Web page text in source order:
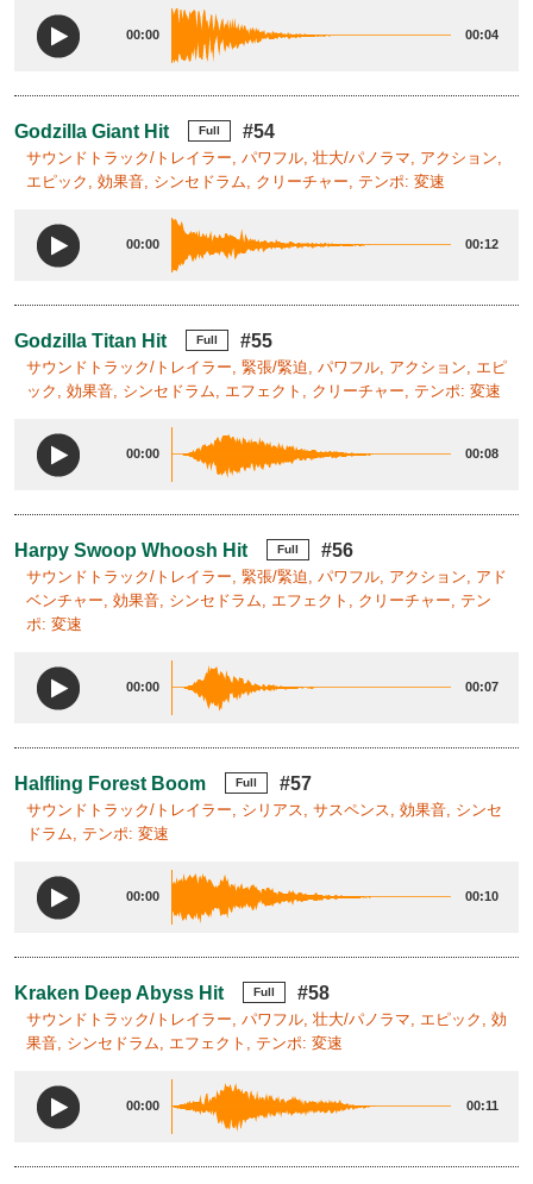
00:00 00:04
Godzilla Giant Hit Full #54
サウンドトラック/トレイラー, パワフル, 壮大/パノラマ, アクション,
エピック, 効果音, シンセドラム, クリーチャー, テンポ: 変速
00:00 00:12
Godzilla Titan Hit Full #55
サウンドトラック/トレイラー, 緊張/緊迫, パワフル, アクション, エピ
ック, 効果音, シンセドラム, エフェクト, クリーチャー, テンポ: 変速
00:00 00:08
Harpy Swoop Whoosh Hit Full #56
サウンドトラック/トレイラー, 緊張/緊迫, パワフル, アクション, アド
ベンチャー, 効果音, シンセドラム, エフェクト, クリーチャー, テン
ポ: 変速
00:00 00:07
Halfling Forest Boom Full #57
サウンドトラック/トレイラー, シリアス, サスペンス, 効果音, シンセ
ドラム, テンポ: 変速
00:00 00:10
Kraken Deep Abyss Hit Full #58
サウンドトラック/トレイラー, パワフル, 壮大/パノラマ, エピック, 効
果音, シンセドラム, エフェクト, テンポ: 変速
00:00 00:11